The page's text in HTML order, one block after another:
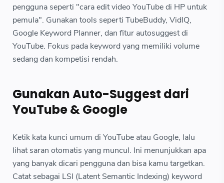
pengguna seperti "cara edit video YouTube di HP untuk
pemula". Gunakan tools seperti TubeBuddy, VidIQ,
Google Keyword Planner, dan fitur autosuggest di
YouTube. Fokus pada keyword yang memiliki volume
sedang dan kompetisi rendah.
Gunakan Auto-Suggest dari
YouTube & Google
Ketik kata kunci umum di YouTube atau Google, lalu
lihat saran otomatis yang muncul. Ini menunjukkan apa
yang banyak dicari pengguna dan bisa kamu targetkan.
Catat sebagai LSI (Latent Semantic Indexing) keyword